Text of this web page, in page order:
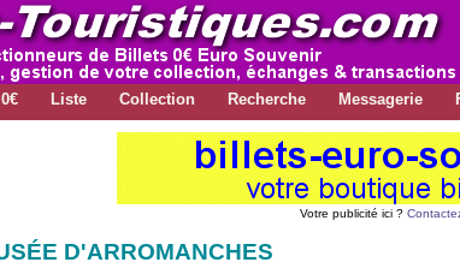
Liste Collection Recherche Messagerie
Votre publicité ici ?
D'ARROMANCHES